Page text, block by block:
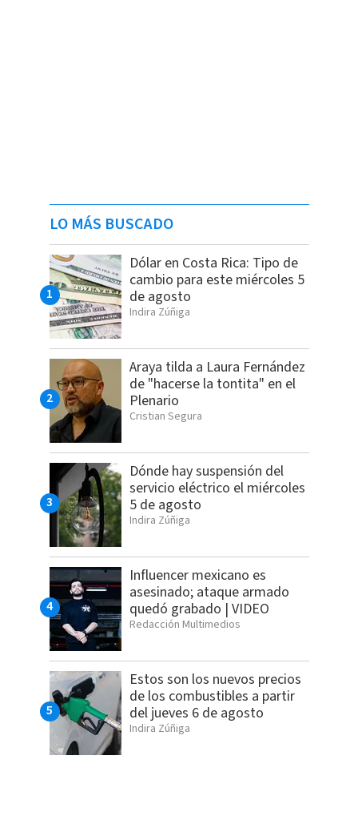
LO MÁS BUSCADO
Dólar en Costa Rica: Tipo de
cambio para este miércoles 5
de agosto
Indira Zúñiga
Araya tilda a Laura Fernández
de "hacerse la tontita" en el
Plenario
Cristian Segura
Dónde hay suspensión del
servicio eléctrico el miércoles
5 de agosto
Indira Zúñiga
Influencer mexicano es
asesinado; ataque armado
quedó grabado | VIDEO
Redacción Multimedios
Estos son los nuevos precios
de los combustibles a partir
del jueves 6 de agosto
Indira Zúñiga